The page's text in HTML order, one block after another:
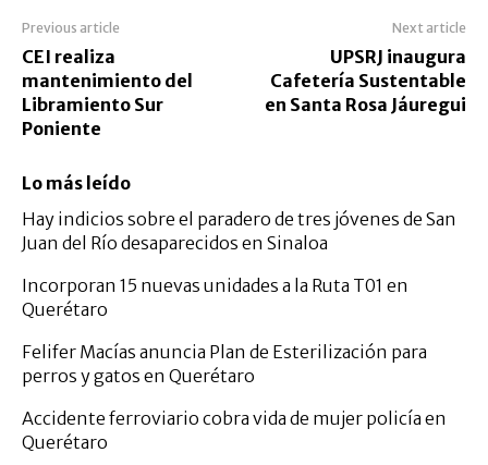
Previous article
CEI realiza
mantenimiento del
Libramiento Sur
Poniente
Next article
UPSRJ inaugura
Cafetería Sustentable
en Santa Rosa Jáuregui
Lo más leído
Hay indicios sobre el paradero de tres jóvenes de San
Juan del Río desaparecidos en Sinaloa
Incorporan 15 nuevas unidades a la Ruta T01 en
Querétaro
Felifer Macías anuncia Plan de Esterilización para
perros y gatos en Querétaro
Accidente ferroviario cobra vida de mujer policía en
Querétaro